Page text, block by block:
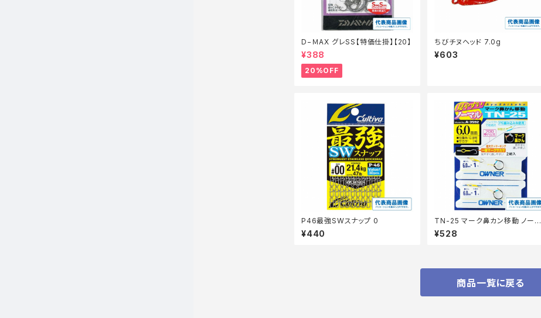
D−ＭAX グレSS【特価仕掛】【20】
¥388
20%OFF
ちびチヌヘッド 7.0g
¥603
P46最強SWスナップ 0
¥440
TN-25 マーク鼻カン移動 ノーマ
ル 6
¥528
商品一覧に戻る